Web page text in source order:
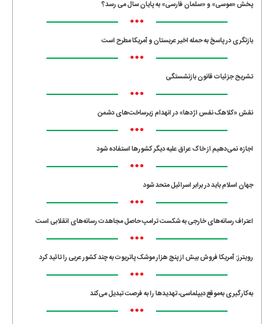
پخش «موسی» و «سلمان فارسی» به پایان سال می رسد؟
•••
بازنگری در پاسخ به حمله اخیر عربستان و آمریکا مطرح است
•••
تشریح جزئیات قانون بازنشستگی
•••
نقش «کلاهک نفس اژدها» در انهدام زیرساخت‌های دشمن
•••
اجازه نمی‌دهیم از خاک عراق علیه دیگر کشورها استفاده شود
•••
جهان اسلام باید در برابر اسرائیل متحد شود
•••
اعتراف رسانه‌های خارجی به شکست ترامپ حاصل مجاهدت رسانه‌های انقلابی است
•••
رویترز: آمریکا فروش بیش از پنج هزار موشک پاتریوت به چند کشور عربی را تائید کرد
•••
به‌کارگیری به‌موقع دیپلماسی، تهدیدها را به فرصت تبدیل می‌کند
•••